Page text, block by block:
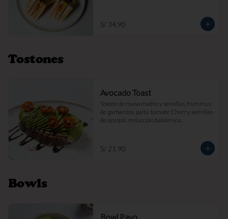
S/ 34.90
Tostones
Avocado Toast
Tostón de masa madre y semillas, hummus
de garbanzos, palta, tomate Cherry, semillas
de ajonjolí, reducción balsámica.
S/ 21.90
Bowls
Bowl Pavo